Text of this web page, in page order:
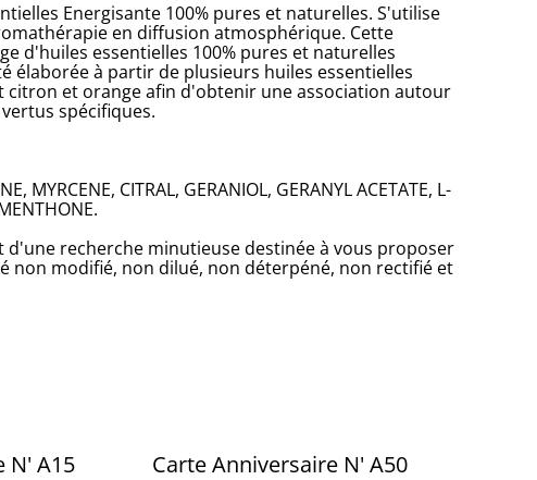
Energisante 100% pures et naturelles. S'utilise
en diffusion atmosphérique. Cette
d'huiles essentielles 100% pures et naturelles
élaborée à partir de plusieurs huiles essentielles
citron et orange afin d'obtenir une association autour
spécifiques.
MYRCENE, CITRAL, GERANIOL, GERANYL ACETATE, L-
d'une recherche minutieuse destinée à vous proposer
non modifié, non dilué, non déterpéné, non rectifié et
Carte Anniversaire N' A15
Carte Anniversaire N' A50